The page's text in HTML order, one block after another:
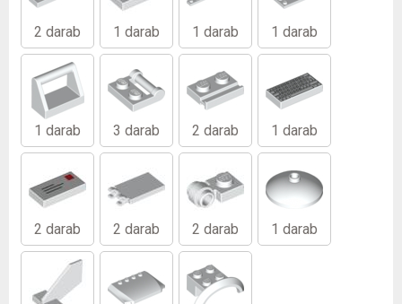
2 darab 1 darab 1 darab 1 darab
1 darab 3 darab 2 darab 1 darab
2 darab 2 darab 2 darab 1 darab